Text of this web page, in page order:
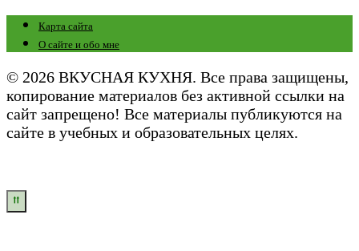
Карта сайта
О сайте и обо мне
© 2026 ВКУСНАЯ КУХНЯ. Все права защищены,
копирование материалов без активной ссылки на
сайт запрещено! Все материалы публикуются на
сайте в учебных и образовательных целях.